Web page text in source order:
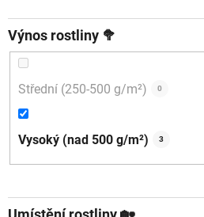
Výnos rostliny 🥦
Střední (250-500 g/m²) 0
Vysoký (nad 500 g/m²) 3